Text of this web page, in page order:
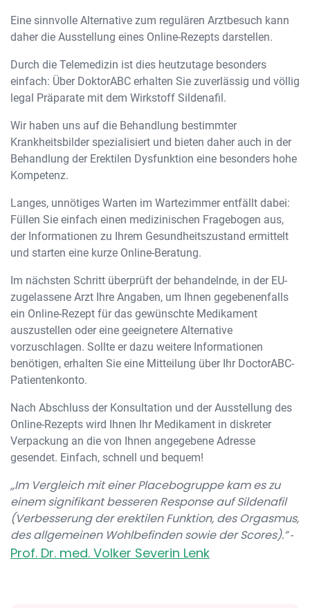
Eine sinnvolle Alternative zum regulären Arztbesuch kann
daher die Ausstellung eines Online-Rezepts darstellen.
Durch die Telemedizin ist dies heutzutage besonders
einfach: Über DoktorABC erhalten Sie zuverlässig und völlig
legal Präparate mit dem Wirkstoff Sildenafil.
Wir haben uns auf die Behandlung bestimmter
Krankheitsbilder spezialisiert und bieten daher auch in der
Behandlung der Erektilen Dysfunktion eine besonders hohe
Kompetenz.
Langes, unnötiges Warten im Wartezimmer entfällt dabei:
Füllen Sie einfach einen medizinischen Fragebogen aus,
der Informationen zu Ihrem Gesundheitszustand ermittelt
und starten eine kurze Online-Beratung.
Im nächsten Schritt überprüft der behandelnde, in der EU-
zugelassene Arzt Ihre Angaben, um Ihnen gegebenenfalls
ein Online-Rezept für das gewünschte Medikament
auszustellen oder eine geeignetere Alternative
vorzuschlagen. Sollte er dazu weitere Informationen
benötigen, erhalten Sie eine Mitteilung über Ihr DoctorABC-
Patientenkonto.
Nach Abschluss der Konsultation und der Ausstellung des
Online-Rezepts wird Ihnen Ihr Medikament in diskreter
Verpackung an die von Ihnen angegebene Adresse
gesendet. Einfach, schnell und bequem!
,,Im Vergleich mit einer Placebogruppe kam es zu
einem signifikant besseren Response auf Sildenafil
(Verbesserung der erektilen Funktion, des Orgasmus,
des allgemeinen Wohlbefinden sowie der Scores).”-
Prof. Dr. med. Volker Severin Lenk